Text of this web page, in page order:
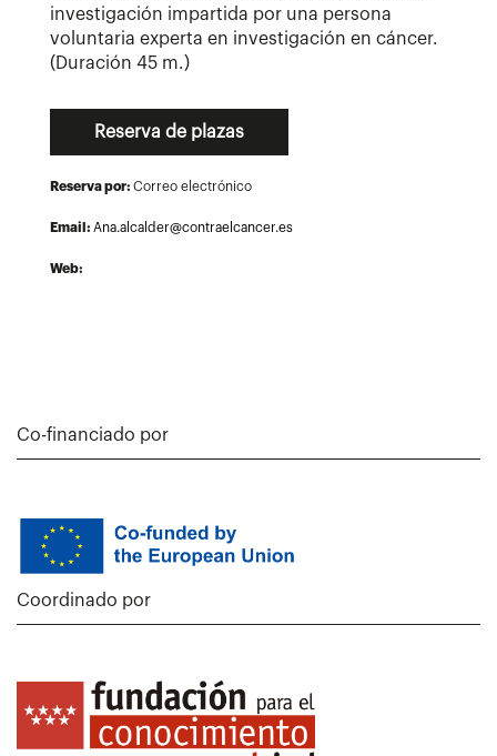
investigación impartida por una persona
voluntaria experta en investigación en cáncer.
(Duración 45 m.)
Reserva de plazas
Reserva por: Correo electrónico
Email: Ana.alcalder@contraelcancer.es
Web:
Co-financiado por
Coordinado por